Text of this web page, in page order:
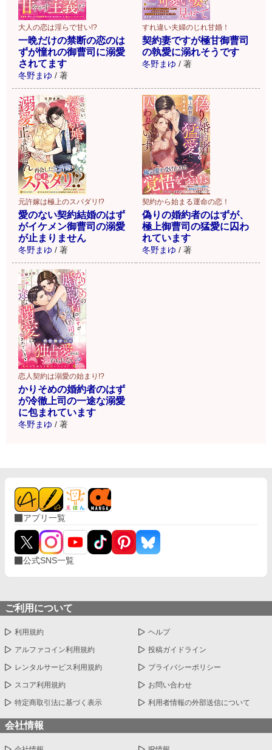
大人の恋は淫らで甘い!?
一晩だけの禁断の恋のは
ずが憧れの御曹司に溺愛
されてます
冬野まゆ / 著
すれ違い夫婦のじれ甘婚！
契約妻ですが極甘御曹司
の執愛に溺れそうです
冬野まゆ / 著
元許嫁は極上のスパダリ!?
愛のない契約結婚のはず
がイケメン御曹司の溺愛
が止まりません
冬野まゆ / 著
契約から始まる運命の恋！
偽りの婚約者のはずが、
極上御曹司の猛愛に囚わ
れています
冬野まゆ / 著
恋人契約は溺愛の始まり!?
かりそめの婚約者のはず
が冷徹上司の一途な溺愛
に包まれています
冬野まゆ / 著
アプリ一覧
公式SNS一覧
ご利用について
利用規約 ヘルプ
アルファコイン利用規約 投稿ガイドライン
レンタルサービス利用規約 プライバシーポリシー
スコア利用規約 お問い合わせ
特定商取引法に基づく表示 利用者情報の外部送信について
会社情報